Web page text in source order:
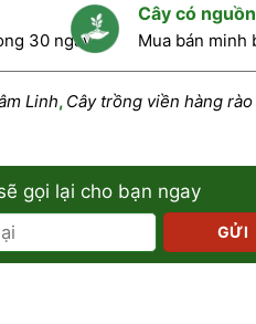
30 ngày
Cây có
Mua bán minh
Linh, Cây trồng viền hàng rào
gọi lại cho bạn ngay